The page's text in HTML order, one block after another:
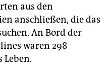
aus den
anschließen, die das
An Bord der
waren 298
Leben.